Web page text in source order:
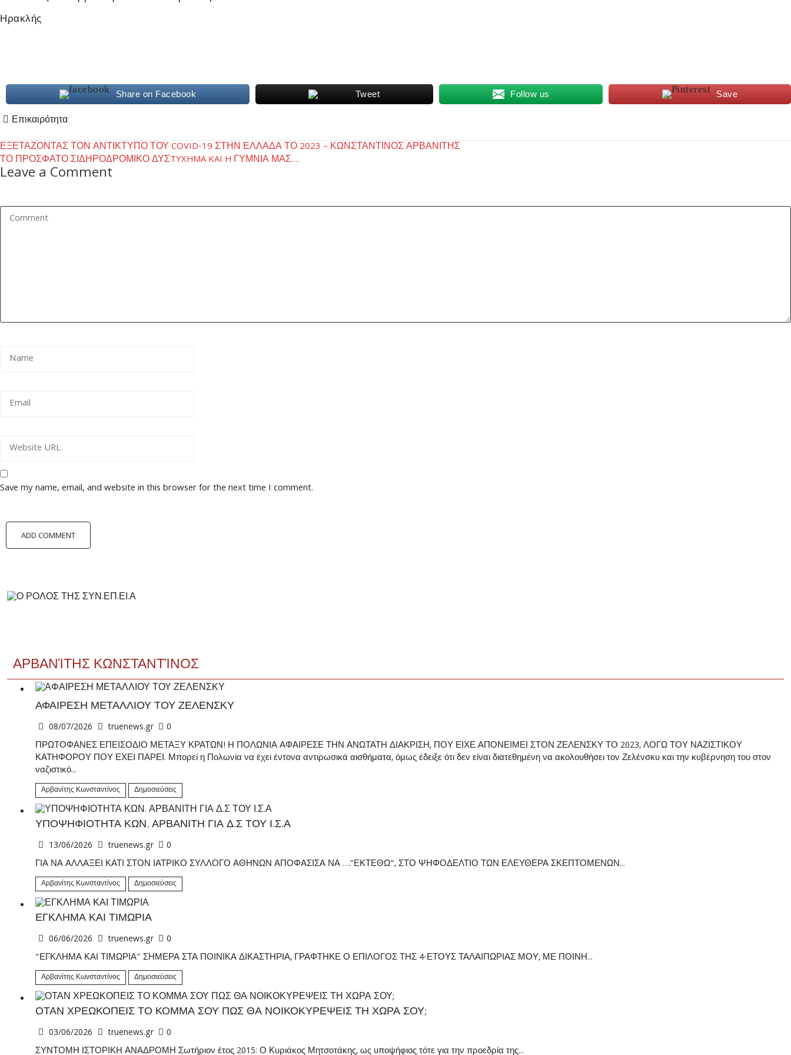
Ηρακλής
Share on Facebook Tweet Follow us Save
Επικαιρότητα
Post
navigation
ΕΞΕΤΑΖΟΝΤΑΣ ΤΟΝ ΑΝΤΙΚΤΥΠΟ ΤΟΥ COVID-19 ΣΤΗΝ ΕΛΛΑΔΑ ΤΟ 2023 – ΚΩΝΣΤΑΝΤΙΝΟΣ ΑΡΒΑΝΙΤΗΣ
ΤΟ ΠΡΟΣΦΑΤΟ ΣΙΔΗΡΟΔΡΟΜΙΚΟ ΔΥΣTYXHMA KAI H ΓΥΜΝΙΑ ΜΑΣ….
Leave a Comment
Save my name, email, and website in this browser for the next time I comment.
ΑΡΒΑΝΊΤΗΣ ΚΩΝΣΤΑΝΤΊΝΟΣ
ΑΦΑΙΡΕΣΗ ΜΕΤΑΛΛΙΟΥ ΤΟΥ ΖΕΛΕΝΣΚΥ
08/07/2026 truenews.gr
0
ΠΡΩΤΟΦΑΝΕΣ ΕΠΕΙΣΟΔΙΟ ΜΕΤΑΞΥ ΚΡΑΤΩΝ! Η ΠΟΛΩΝΙΑ ΑΦΑΙΡΕΣΕ ΤΗΝ ΑΝΩΤΑΤΗ ΔΙΑΚΡΙΣΗ, ΠΟΥ ΕΙΧΕ ΑΠΟΝΕΙΜΕΙ ΣΤΟΝ ΖΕΛΕΝΣΚΥ ΤΟ 2023, ΛΟΓΩ ΤΟΥ ΝΑΖΙΣΤΙΚΟΥ
ΚΑΤΗΦΟΡΟΥ ΠΟΥ ΕΧΕΙ ΠΑΡΕΙ. Μπορεί η Πολωνία να έχει έντονα αντιρωσικά αισθήματα, όμως έδειξε ότι δεν είναι διατεθημένη να ακολουθήσει τον Ζελένσκυ και την κυβέρνηση του στον
ναζιστικό...
Αρβανίτης Κωνσταντίνος Δημοσιεύσεις
ΥΠΟΨΗΦΙΟΤΗΤΑ ΚΩΝ. ΑΡΒΑΝΙΤΗ ΓΙΑ Δ.Σ ΤΟΥ Ι.Σ.Α
13/06/2026 truenews.gr
0
ΓΙΑ ΝΑ ΑΛΛΑΞΕΙ ΚΑΤΙ ΣΤΟΝ ΙΑΤΡΙΚΟ ΣΥΛΛΟΓΟ ΑΘΗΝΩΝ ΑΠΟΦΑΣΙΣΑ ΝΑ ….”ΕΚΤΕΘΩ“, ΣΤΟ ΨΗΦΟΔΕΛΤΙΟ ΤΩΝ ΕΛΕΥΘΕΡΑ ΣΚΕΠΤΟΜΕΝΩΝ...
Αρβανίτης Κωνσταντίνος Δημοσιεύσεις
ΕΓΚΛΗΜΑ ΚΑΙ ΤΙΜΩΡΙΑ
06/06/2026 truenews.gr
0
“ΕΓΚΛΗΜΑ ΚΑΙ ΤΙΜΩΡΙΑ” ΣΗΜΕΡΑ ΣΤΑ ΠΟΙΝΙΚΑ ΔΙΚΑΣΤΗΡΙΑ, ΓΡΑΦΤΗΚΕ Ο ΕΠΙΛΟΓΟΣ ΤΗΣ 4-ΕΤΟΥΣ ΤΑΛΑΙΠΩΡΙΑΣ ΜΟΥ, ΜΕ ΠΟΙΝΗ...
Αρβανίτης Κωνσταντίνος Δημοσιεύσεις
ΟΤΑΝ ΧΡΕΩΚΟΠΕΙΣ ΤΟ ΚΟΜΜΑ ΣΟΥ ΠΩΣ ΘΑ ΝΟΙΚΟΚΥΡΕΨΕΙΣ ΤΗ ΧΩΡΑ ΣΟΥ;
03/06/2026 truenews.gr
0
ΣΥΝΤΟΜΗ ΙΣΤΟΡΙΚΗ ΑΝΑΔΡΟΜΗ Σωτήριον έτος 2015: Ο Κυριάκος Μητσοτάκης, ως υποψήφιος τότε για την προεδρία της...